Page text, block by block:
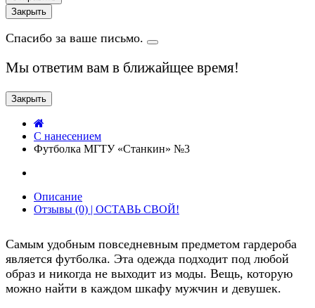
Закрыть
Спасибо за ваше письмо.
Мы ответим вам в ближайщее время!
Закрыть
C нанесением
Футболка МГТУ «Станкин» №3
Описание
Отзывы (0) | ОСТАВЬ СВОЙ!
Самым удобным повседневным предметом гардероба
является футболка. Эта одежда подходит под любой
образ и никогда не выходит из моды. Вещь, которую
можно найти в каждом шкафу мужчин и девушек.